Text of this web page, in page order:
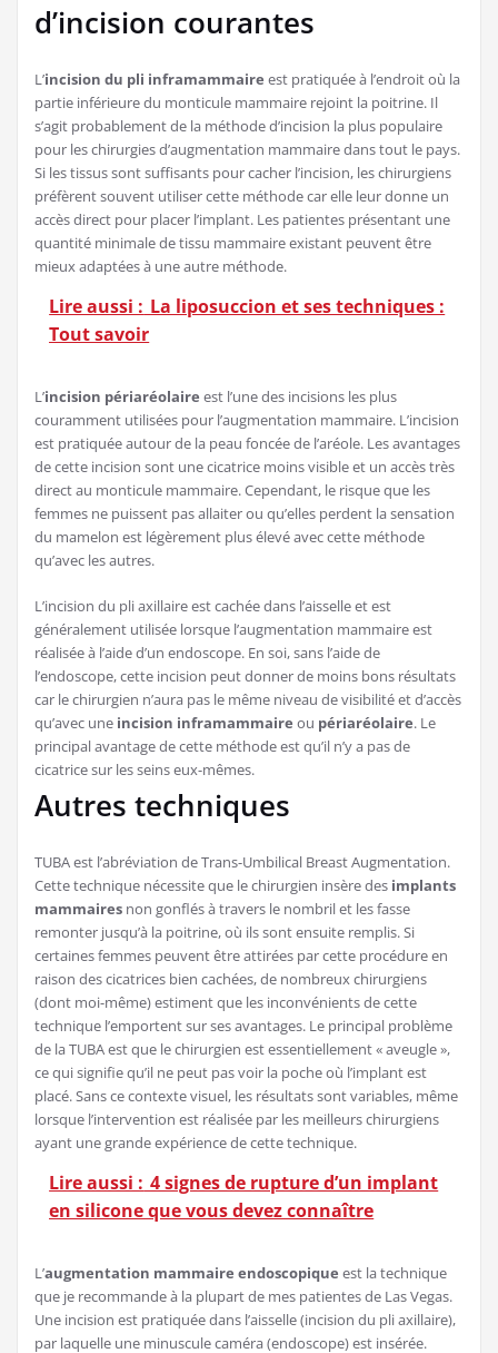
d’incision courantes
L’incision du pli inframammaire est pratiquée à l’endroit où la
partie inférieure du monticule mammaire rejoint la poitrine. Il
s’agit probablement de la méthode d’incision la plus populaire
pour les chirurgies d’augmentation mammaire dans tout le pays.
Si les tissus sont suffisants pour cacher l’incision, les chirurgiens
préfèrent souvent utiliser cette méthode car elle leur donne un
accès direct pour placer l’implant. Les patientes présentant une
quantité minimale de tissu mammaire existant peuvent être
mieux adaptées à une autre méthode.
Lire aussi : La liposuccion et ses techniques :
Tout savoir
L’incision périaréolaire est l’une des incisions les plus
couramment utilisées pour l’augmentation mammaire. L’incision
est pratiquée autour de la peau foncée de l’aréole. Les avantages
de cette incision sont une cicatrice moins visible et un accès très
direct au monticule mammaire. Cependant, le risque que les
femmes ne puissent pas allaiter ou qu’elles perdent la sensation
du mamelon est légèrement plus élevé avec cette méthode
qu’avec les autres.
L’incision du pli axillaire est cachée dans l’aisselle et est
généralement utilisée lorsque l’augmentation mammaire est
réalisée à l’aide d’un endoscope. En soi, sans l’aide de
l’endoscope, cette incision peut donner de moins bons résultats
car le chirurgien n’aura pas le même niveau de visibilité et d’accès
qu’avec une incision inframammaire ou périaréolaire. Le
principal avantage de cette méthode est qu’il n’y a pas de
cicatrice sur les seins eux-mêmes.
Autres techniques
TUBA est l’abréviation de Trans-Umbilical Breast Augmentation.
Cette technique nécessite que le chirurgien insère des implants
mammaires non gonflés à travers le nombril et les fasse
remonter jusqu’à la poitrine, où ils sont ensuite remplis. Si
certaines femmes peuvent être attirées par cette procédure en
raison des cicatrices bien cachées, de nombreux chirurgiens
(dont moi-même) estiment que les inconvénients de cette
technique l’emportent sur ses avantages. Le principal problème
de la TUBA est que le chirurgien est essentiellement « aveugle »,
ce qui signifie qu’il ne peut pas voir la poche où l’implant est
placé. Sans ce contexte visuel, les résultats sont variables, même
lorsque l’intervention est réalisée par les meilleurs chirurgiens
ayant une grande expérience de cette technique.
Lire aussi : 4 signes de rupture d’un implant
en silicone que vous devez connaître
L’augmentation mammaire endoscopique est la technique
que je recommande à la plupart de mes patientes de Las Vegas.
Une incision est pratiquée dans l’aisselle (incision du pli axillaire),
par laquelle une minuscule caméra (endoscope) est insérée.